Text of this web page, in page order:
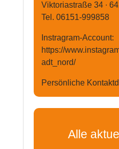
Viktoriastraße 34 ∙
Tel. 06151-999858
Instragram-Account:
https://
adt_nord/
Persönliche
Alle